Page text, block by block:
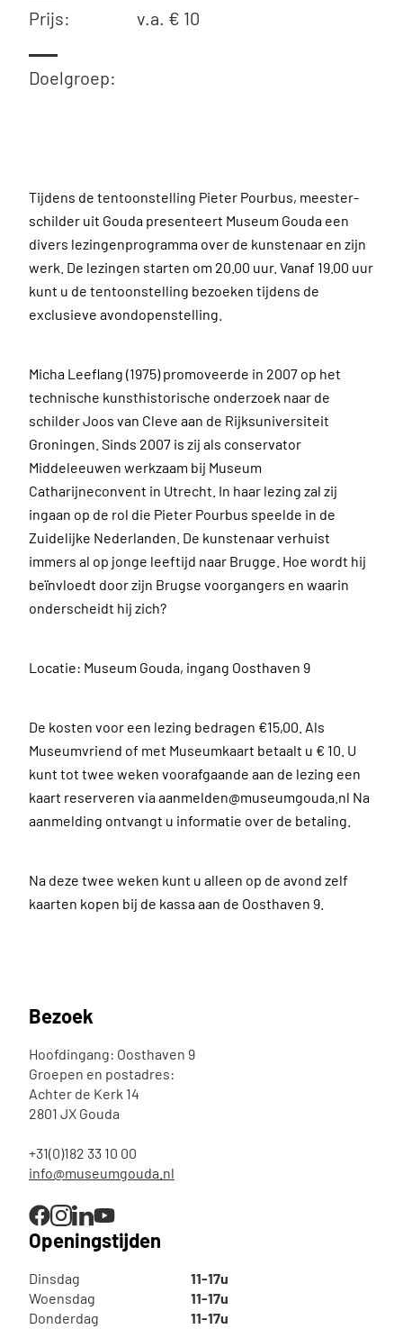
Prijs: v.a. € 10
Doelgroep:
Tijdens de tentoonstelling Pieter Pourbus, meester-
schilder uit Gouda presenteert Museum Gouda een
divers lezingenprogramma over de kunstenaar en zijn
werk. De lezingen starten om 20.00 uur. Vanaf 19.00 uur
kunt u de tentoonstelling bezoeken tijdens de
exclusieve avondopenstelling.
Micha Leeflang (1975) promoveerde in 2007 op het
technische kunsthistorische onderzoek naar de
schilder Joos van Cleve aan de Rijksuniversiteit
Groningen. Sinds 2007 is zij als conservator
Middeleeuwen werkzaam bij Museum
Catharijneconvent in Utrecht. In haar lezing zal zij
ingaan op de rol die Pieter Pourbus speelde in de
Zuidelijke Nederlanden. De kunstenaar verhuist
immers al op jonge leeftijd naar Brugge. Hoe wordt hij
beïnvloedt door zijn Brugse voorgangers en waarin
onderscheidt hij zich?
Locatie: Museum Gouda, ingang Oosthaven 9
De kosten voor een lezing bedragen €15,00. Als
Museumvriend of met Museumkaart betaalt u € 10. U
kunt tot twee weken voorafgaande aan de lezing een
kaart reserveren via aanmelden@museumgouda.nl Na
aanmelding ontvangt u informatie over de betaling.
Na deze twee weken kunt u alleen op de avond zelf
kaarten kopen bij de kassa aan de Oosthaven 9.
Bezoek
Hoofdingang: Oosthaven 9
Groepen en postadres:
Achter de Kerk 14
2801 JX Gouda
+31(0)182 33 10 00
info@museumgouda.nl
Openingstijden
Dinsdag
11-17u
Woensdag
11-17u
Donderdag
11-17u